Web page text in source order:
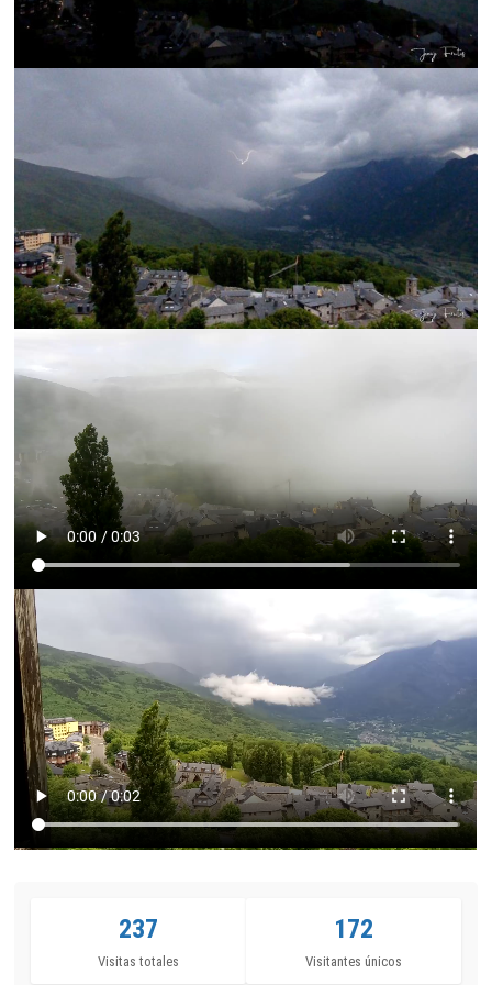
237
Visitas totales
172
Visitantes únicos